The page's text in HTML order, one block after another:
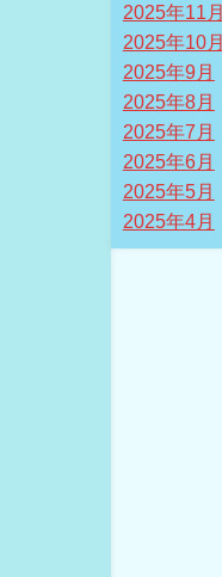
2025年11月
2025年10月
2025年9月
2025年8月
2025年7月
2025年6月
2025年5月
2025年4月